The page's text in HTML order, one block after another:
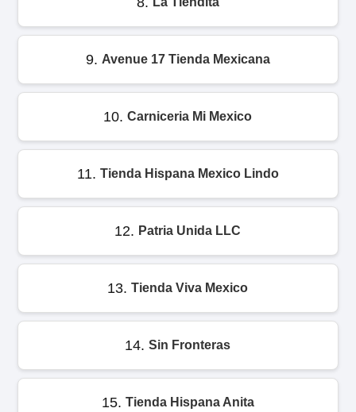
9. Avenue 17 Tienda Mexicana
10. Carniceria Mi Mexico
11. Tienda Hispana Mexico Lindo
12. Patria Unida LLC
13. Tienda Viva Mexico
14. Sin Fronteras
15. Tienda Hispana Anita